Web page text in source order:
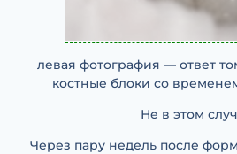
левая фотография — ответ
костные блоки со
Не в этом
Через пару недель после